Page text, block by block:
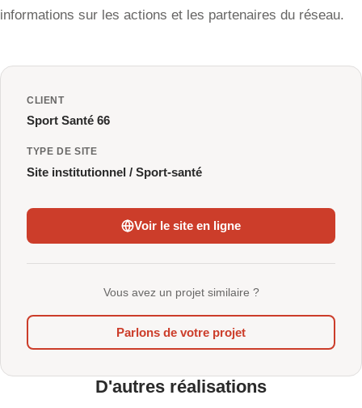
informations sur les actions et les partenaires du réseau.
CLIENT
Sport Santé 66
TYPE DE SITE
Site institutionnel / Sport-santé
Voir le site en ligne
Vous avez un projet similaire ?
Parlons de votre projet
D'autres réalisations